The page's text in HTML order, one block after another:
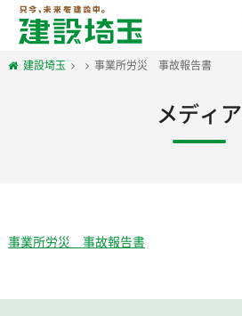
建設埼玉 事業所労災 事故報告書
メディア
事業所労災 事故報告書